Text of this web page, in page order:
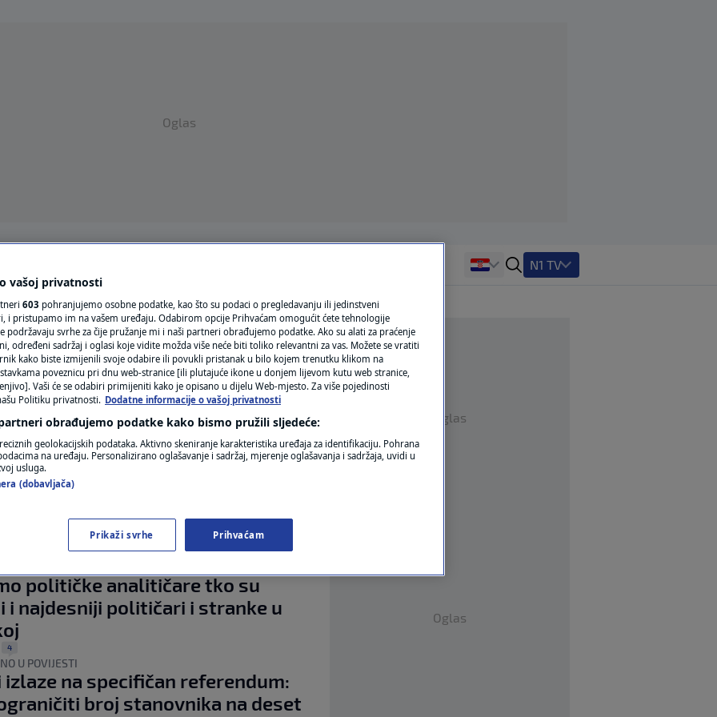
Oglas
REGIJA
MAGAZIN
N1 KOMENTAR
KOLUMNE
FOTO
VIDEO
N1 TV
DESNICE?
o Mostu: Oni su u yin-yang
i imaju drugog najpoznatijeg
u povijesti Hrvatske
| 16
komisija odbila inicijativu krajnje
političke analitičare tko su
i najdesniji političari i stranke u
4
U POVIJESTI
izlaze na specifičan referendum:
broj stanovnika na deset
Oglas
Oglas
vašoj privatnosti
603 pohranjujemo osobne podatke, kao što su podaci o pregledavanju ili jedinstveni
i pristupamo im na vašem uređaju. Odabirom opcije Prihvaćam omogućit ćete tehnologije
podržavaju svrhe za čije pružanje mi i naši partneri obrađujemo podatke. Ako su alati za praćenje
određeni sadržaj i oglasi koje vidite možda više neće biti toliko relevantni za vas. Možete se vratiti
kako biste izmijenili svoje odabire ili povukli pristanak u bilo kojem trenutku klikom na
poveznicu pri dnu web-stranice [ili plutajuće ikone u donjem lijevom kutu web stranice,
Vaši će se odabiri primijeniti kako je opisano u dijelu Web-mjesto. Za više pojedinosti
Politiku privatnosti. Dodatne informacije o vašoj privatnosti
obrađujemo podatke kako bismo pružili sljedeće:
geolokacijskih podataka. Aktivno skeniranje karakteristika uređaja za identifikaciju. Pohrana
na uređaju. Personalizirano oglašavanje i sadržaj, mjerenje oglašavanja i sadržaja, uvidi u
usluga.
(dobavljača)
Prikaži svrhe Prihvaćam